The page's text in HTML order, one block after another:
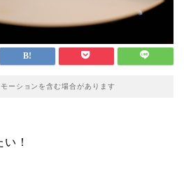
ーションを含む場合があります
！